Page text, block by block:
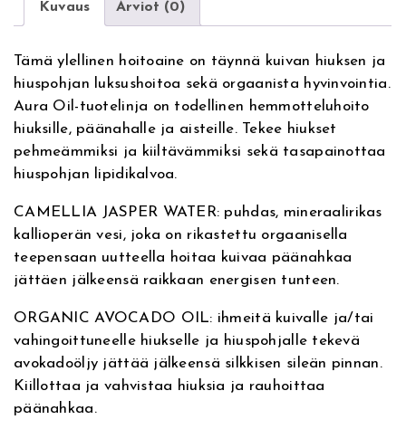
r
O
i
l
D
u
o
r
e
a
t
-
h
n
t
i
v
:
Kuvaus Arviot (0)
Tämä ylellinen hoitoaine on täynnä kuivan hiuksen ja
hiuspohjan luksushoitoa sekä orgaanista hyvinvointia.
Aura Oil-tuotelinja on todellinen hemmotteluhoito
hiuksille, päänahalle ja aisteille. Tekee hiukset
pehmeämmiksi ja kiiltävämmiksi sekä tasapainottaa
hiuspohjan lipidikalvoa.
CAMELLIA JASPER WATER: puhdas, mineraalirikas
kallioperän vesi, joka on rikastettu orgaanisella
teepensaan uutteella hoitaa kuivaa päänahkaa
jättäen jälkeensä raikkaan energisen tunteen.
ORGANIC AVOCADO OIL: ihmeitä kuivalle ja/tai
vahingoittuneelle hiukselle ja hiuspohjalle tekevä
avokadoöljy jättää jälkeensä silkkisen sileän pinnan.
Kiillottaa ja vahvistaa hiuksia ja rauhoittaa
päänahkaa.